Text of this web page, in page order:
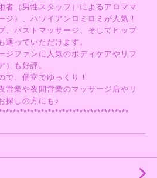
者（男性スタッフ）によるアロママ
ジ）、ハワイアンロミロミが人気！
、バストマッサージ、そしてヒップ
通っていただけます。
ジファンに人気のボディケアやリフ
）も好評。
で、個室でゆっくり！
営業や夜間営業のマッサージ店やリ
探しの方にも♪